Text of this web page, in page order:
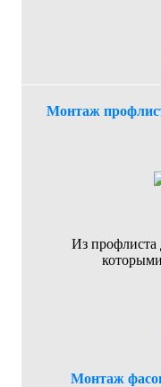
Монтаж
Из профлиста
Монтаж